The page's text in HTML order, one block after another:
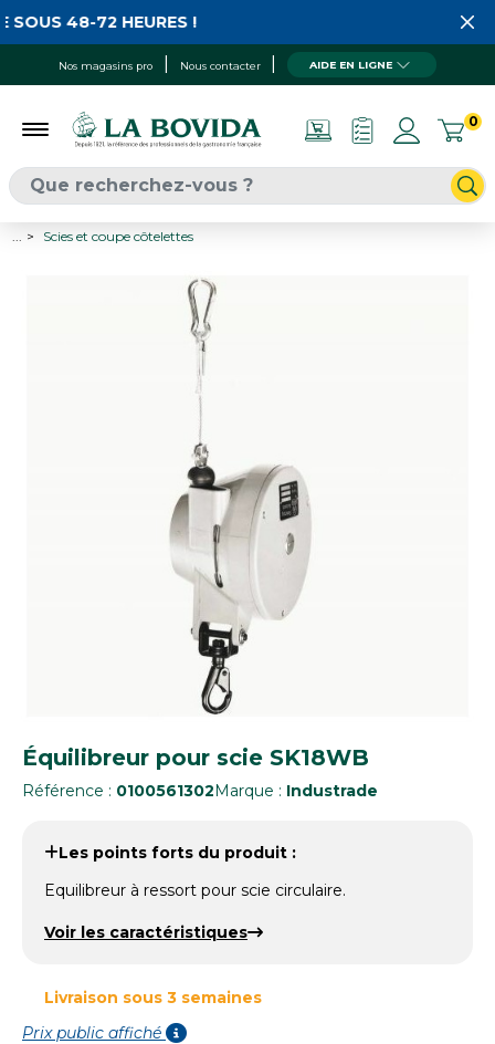
Nos magasins pro Nous contacter AIDE EN LIGNE
0
48-72 HEURES !
Scies et coupe côtelettes
Équilibreur pour scie SK18WB
Référence : 0100561302Marque : Industrade
Les points forts du produit :
Equilibreur à ressort pour scie circulaire.
Voir les caractéristiques
Livraison sous 3 semaines
Prix public affiché